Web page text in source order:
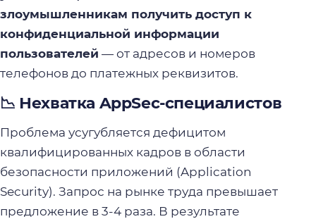
злоумышленникам получить доступ к
конфиденциальной информации
пользователей — от адресов и номеров
телефонов до платежных реквизитов.
📉 Нехватка AppSec-специалистов
Проблема усугубляется дефицитом
квалифицированных кадров в области
безопасности приложений (Application
Security). Запрос на рынке труда превышает
предложение в 3-4 раза. В результате